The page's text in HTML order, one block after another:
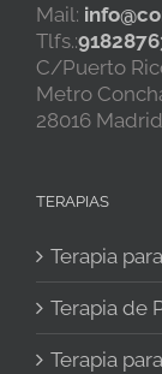
Mail:
Tlfs.:
C/Puerto
Metro
28016 Madrid
TERAPIAS
Terapia
Terapia de
Terapia